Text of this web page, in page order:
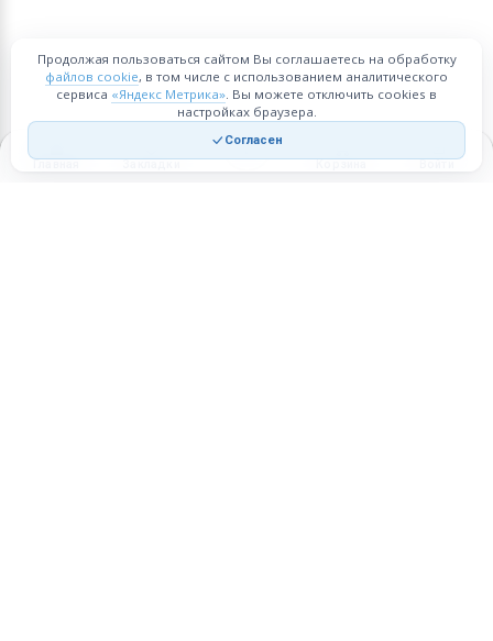
Главная Закладки Корзина Войти
Продолжая пользоваться сайтом Вы соглашаетесь на обработку
файлов cookie, в том числе с использованием аналитического
сервиса «Яндекс Метрика». Вы можете отключить cookies в
настройках браузера.
Согласен